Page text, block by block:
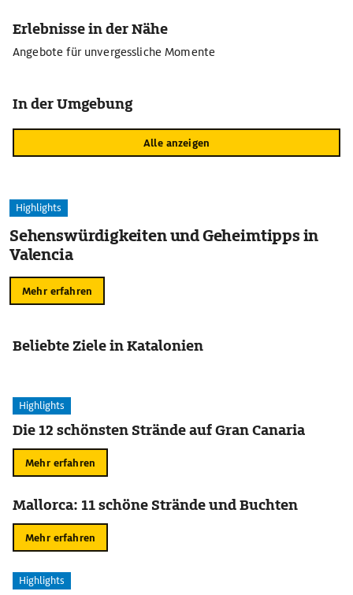
Erlebnisse in der Nähe
Angebote für unvergessliche Momente
In der Umgebung
Alle anzeigen
Highlights
Sehenswürdigkeiten und Geheimtipps in
Valencia
Mehr erfahren
Beliebte Ziele in Katalonien
Highlights
Die 12 schönsten Strände auf Gran Canaria
Mehr erfahren
Mallorca: 11 schöne Strände und Buchten
Mehr erfahren
Highlights